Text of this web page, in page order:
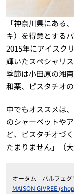
「神奈川県にある
キ）を得意とする
2015年にアイスク
輝いたスペシャリ
季節は小田原の湘
和栗、ピスタチオ
中でもオススメは
のシャーベットや
ど、ピスタチオづ
たまりません」（大
オータム パルフェグ
MAISON GIVREE